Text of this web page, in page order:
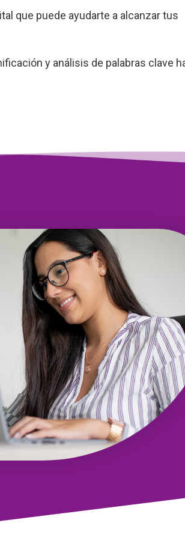
que puede ayudarte a alcanzar tus
y análisis de palabras clave